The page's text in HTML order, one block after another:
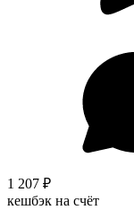
1 207 ₽
кешбэк на счёт